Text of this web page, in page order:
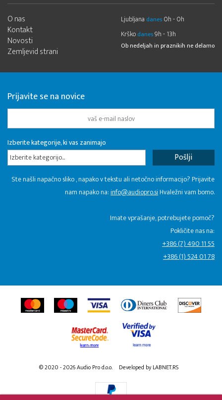
O nas
Kontakt
Novosti
Zemljevid strani
Ljubljana danes 0h - 0h
Krško danes9h - 13h
Ob nedeljah in praznikih ne delamo
Prijavite se na novice
Izberite kategorije, ki vas zanimajo
Izberite kategorijo...
Ste našli napačno sliko , napako v tekstu ali netočno informacijo? Prijavite
nam napako na:info@audiopro.siHvaležni vam bomo.
Imate vprašanje, potrebujete pomoč?
Pokličite nas na:
+386 (7) 490 11 55
+386 (1) 524 01 78
© 2020 - 2026 Audio Pro d.o.o. Developed by LABNET.RS